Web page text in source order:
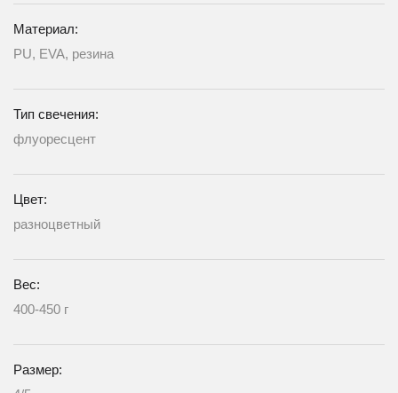
Материал:
PU, EVA, резина
Тип свечения:
флуоресцент
Цвет:
разноцветный
Вес:
400-450 г
Размер: